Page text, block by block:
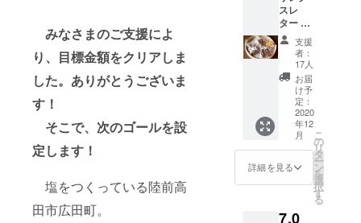
みなさまのご支援によ
り、目標金額をクリアしま
した。ありがとうございま
す！
そこで、次のゴールを設
定します！
塩をつくっている陸前高
田市広田町。
業。想像し
ていたより
何倍も大変
な作業でし
た。そし
て、8年経
ち、ケセン
語には慣れ
したが、
き取れない
スレ
ター フ
ライパ
ンのお
持ち帰
りス
イーツ
（陸前
高田マ
イクロ
ブルワ
リーに
て受け
取り）
陸前高
くられ
支援
者：
17人
お届
け予
定：
2020
年12
月
詳細を見る
こ
の
リ
タ
ー
ン
を
選
択
す
る
7,0